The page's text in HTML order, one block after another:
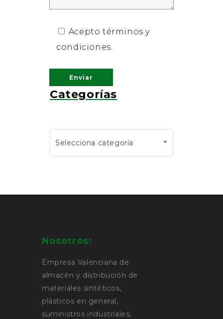
Categorías
Selecciona categoría
Acepto términos y
condiciones.
Nosotros:
Empresa Valenciana de
almacén y distribución de
materiales sintéticos,
plásticos en general,
suministros industriales,